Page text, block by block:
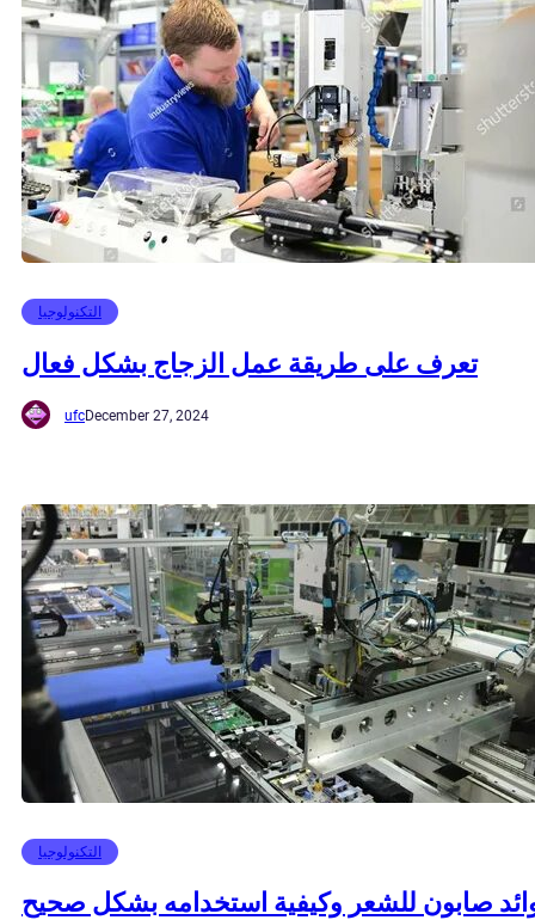
التكنولوجيا
تعرف على طريقة عمل الزجاج بشكل فعال
ufcDecember 27, 2024
التكنولوجيا
صابون للشعر وكيفية استخدامه بشكل صحيح